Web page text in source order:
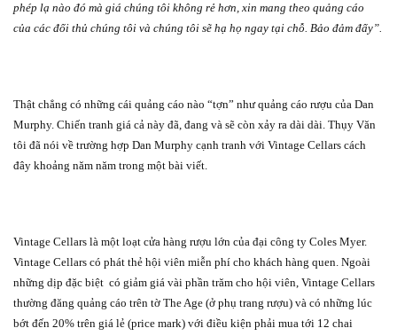
phép lạ nào đó mà giá chúng tôi không rẻ hơn, xin mang theo quảng cáo
của các đối thủ chúng tôi và chúng tôi sẽ hạ họ ngay tại chỗ. Bảo đảm đấy”.
Thật chẳng có những cái quảng cáo nào “tợn” như quảng cáo rượu của Dan
Murphy. Chiến tranh giá cả này đã, đang và sẽ còn xảy ra dài dài. Thụy Văn
tôi đã nói về trường hợp Dan Murphy cạnh tranh với Vintage Cellars cách
đây khoảng năm năm trong một bài viết.
Vintage Cellars là một loạt cửa hàng rượu lớn của đại công ty Coles Myer.
Vintage Cellars có phát thẻ hội viên miễn phí cho khách hàng quen. Ngoài
những dịp đặc biệt có giảm giá vài phần trăm cho hội viên, Vintage Cellars
thường đăng quảng cáo trên tờ The Age (ở phụ trang rượu) và có những lúc
bớt đến 20% trên giá lẻ (price mark) với điều kiện phải mua tới 12 chai